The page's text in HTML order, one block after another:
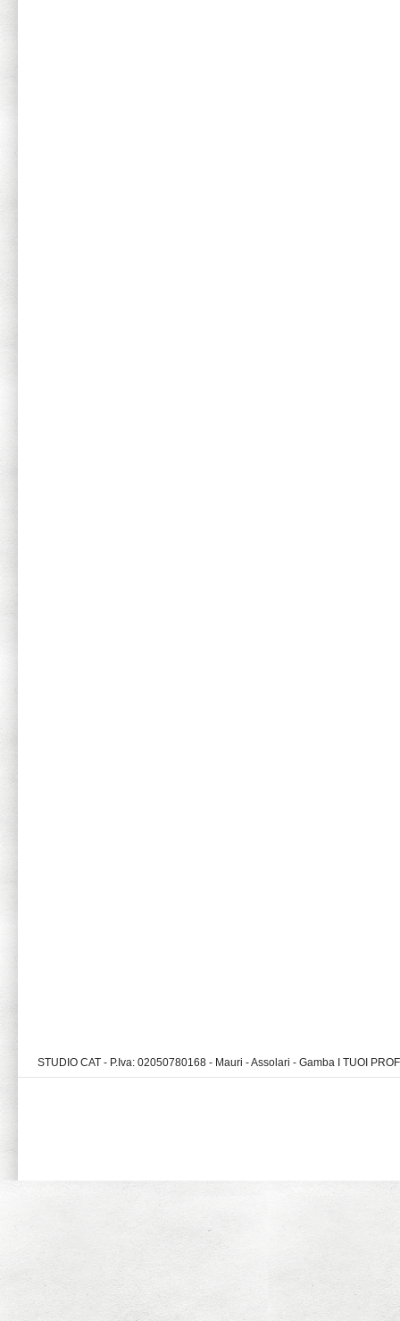
STUDIO CAT - P.Iva: 02050780168 - Mauri - Assolari - Gamba I TUOI